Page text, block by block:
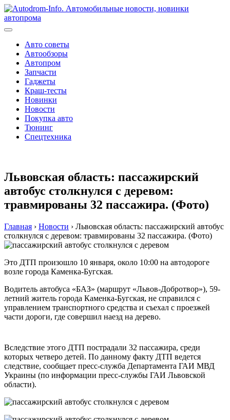
Перейти
к
содержимому
Авто советы
Автообзоры
Автопром
Запчасти
Гаджеты
Краш-тесты
Новинки
Новости
Покупка авто
Тюнинг
Спецтехника
Львовская область: пассажирский
автобус столкнулся с деревом:
травмированы 32 пассажира. (Фото)
Главная › Новости › Львовская область: пассажирский автобус
столкнулся с деревом: травмированы 32 пассажира. (Фото)
Это ДТП произошло 10 января, около 10:00 на автодороге
возле города Каменка-Бугская.
Водитель автобуса «БАЗ» (маршрут «Львов-Добротвор»), 59-
летний житель города Каменка-Бугская, не справился с
управлением транспортного средства и съехал с проезжей
части дороги, где совершил наезд на дерево.
Вследствие этого ДТП пострадали 32 пассажира, среди
которых четверо детей. По данному факту ДТП ведется
следствие, сообщает пресс-служба Департамента ГАИ МВД
Украины (по информации пресс-службы ГАИ Львовской
области).